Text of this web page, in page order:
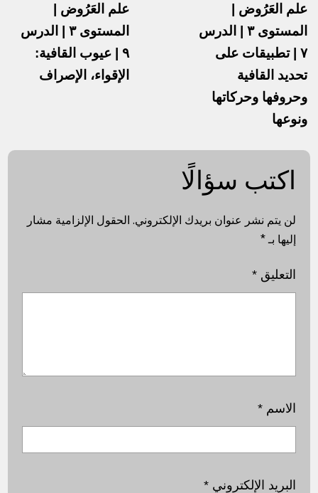
علم العَرُوض |
المستوى ٣ | الدرس
٧ | تطبيقات على
تحديد القافية
وحروفها وحركاتها
ونوعها
علم العَرُوض |
المستوى ٣ | الدرس
٩ | عيوب القافية:
الإقواء، الإصراف
اكتب سؤالًا
لن يتم نشر عنوان بريدك الإلكتروني. الحقول الإلزامية مشار
إليها بـ*
التعليق*
الاسم*
البريد الإلكتروني*